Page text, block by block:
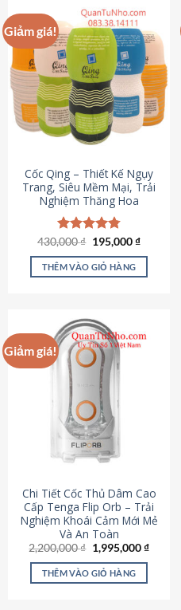
Giảm giá!
Cốc Qing – Thiết Kế Ngụy
Trang, Siêu Mềm Mại, Trải
Nghiệm Thăng Hoa
Được xếp
hạng4.78
5 sao
430,000₫ Giá
là:
430,000 ₫.
195,000₫Giá
tại
THÊM VÀO GIỎ HÀNG
Giảm giá!
Chi Tiết Cốc Thủ Dâm Cao
Cấp Tenga Flip Orb – Trải
Nghiệm Khoái Cảm Mới Mẻ
Và An Toàn
2,200,000₫ Giá
gốc
là:
2,200,000 ₫.
1,995,000₫Giá
THÊM VÀO GIỎ HÀNG